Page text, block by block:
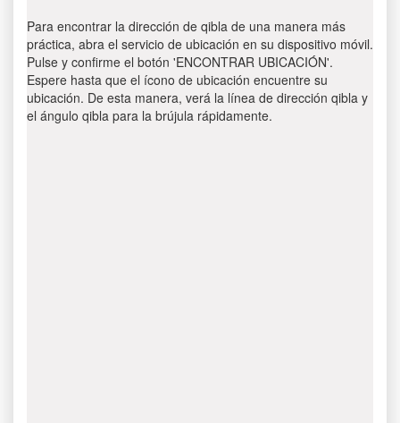
Para encontrar la dirección de qibla de una manera más
práctica, abra el servicio de ubicación en su dispositivo móvil.
Pulse y confirme el botón 'ENCONTRAR UBICACIÓN'.
Espere hasta que el ícono de ubicación encuentre su
ubicación. De esta manera, verá la línea de dirección qibla y
el ángulo qibla para la brújula rápidamente.